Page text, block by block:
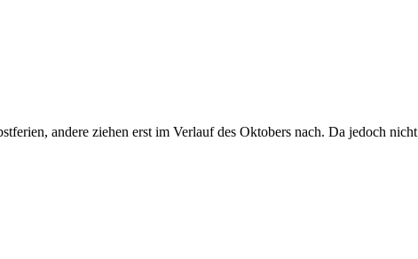
andere ziehen erst im Verlauf des Oktobers nach. Da jedoch nicht